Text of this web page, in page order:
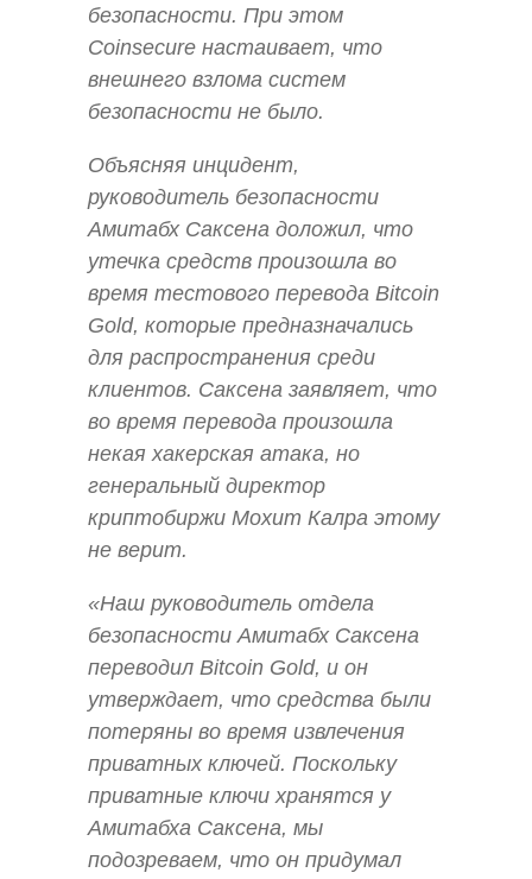
безопасности. При этом
Coinsecure настаивает, что
внешнего взлома систем
безопасности не было.
Объясняя инцидент,
руководитель безопасности
Амитабх Саксена доложил, что
утечка средств произошла во
время тестового перевода Bitcoin
Gold, которые предназначались
для распространения среди
клиентов. Саксена заявляет, что
во время перевода произошла
некая хакерская атака, но
генеральный директор
криптобиржи Мохит Калра этому
не верит.
«Наш руководитель отдела
безопасности Амитабх Саксена
переводил Bitcoin Gold, и он
утверждает, что средства были
потеряны во время извлечения
приватных ключей. Поскольку
приватные ключи хранятся у
Амитабха Саксена, мы
подозреваем, что он придумал